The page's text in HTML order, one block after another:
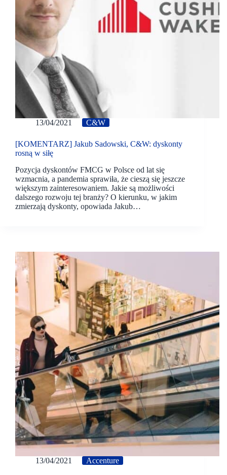
13/04/2021 C&W
[KOMENTARZ] Jakub Sadowski, C&W: dyskonty
rosną w siłę
Pozycja dyskontów FMCG w Polsce od lat się
wzmacnia, a pandemia sprawiła, że cieszą się jeszcze
większym zainteresowaniem. Jakie są możliwości
dalszego rozwoju tej branży? O kierunku, w jakim
zmierzają dyskonty, opowiada Jakub…
13/04/2021 Accenture